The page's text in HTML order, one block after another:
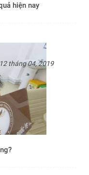
hiện nay
tháng 04, 2019